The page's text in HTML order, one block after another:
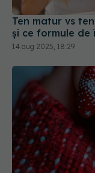
Ten matur vs
și ce formule de
14 aug 2025, 18:29